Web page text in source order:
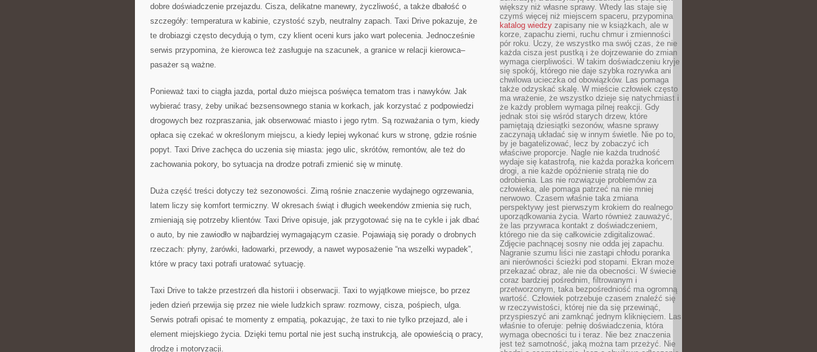
dobre doświadczenie przejazdu. Cisza, delikatne manewry, życzliwość, a także dbałość o
szczegóły: temperatura w kabinie, czystość szyb, neutralny zapach. Taxi Drive pokazuje, że
te drobiazgi często decydują o tym, czy klient oceni kurs jako wart polecenia. Jednocześnie
serwis przypomina, że kierowca też zasługuje na szacunek, a granice w relacji kierowca–
pasażer są ważne.
Ponieważ taxi to ciągła jazda, portal dużo miejsca poświęca tematom tras i nawyków. Jak
wybierać trasy, żeby unikać bezsensownego stania w korkach, jak korzystać z podpowiedzi
drogowych bez rozpraszania, jak obserwować miasto i jego rytm. Są rozważania o tym, kiedy
opłaca się czekać w określonym miejscu, a kiedy lepiej wykonać kurs w stronę, gdzie rośnie
popyt. Taxi Drive zachęca do uczenia się miasta: jego ulic, skrótów, remontów, ale też do
zachowania pokory, bo sytuacja na drodze potrafi zmienić się w minutę.
Duża część treści dotyczy też sezonowości. Zimą rośnie znaczenie wydajnego ogrzewania,
latem liczy się komfort termiczny. W okresach świąt i długich weekendów zmienia się ruch,
zmieniają się potrzeby klientów. Taxi Drive opisuje, jak przygotować się na te cykle i jak dbać
o auto, by nie zawiodło w najbardziej wymagającym czasie. Pojawiają się porady o drobnych
rzeczach: płyny, żarówki, ładowarki, przewody, a nawet wyposażenie “na wszelki wypadek”,
które w pracy taxi potrafi uratować sytuację.
Taxi Drive to także przestrzeń dla historii i obserwacji. Taxi to wyjątkowe miejsce, bo przez
jeden dzień przewija się przez nie wiele ludzkich spraw: rozmowy, cisza, pośpiech, ulga.
Serwis potrafi opisać te momenty z empatią, pokazując, że taxi to nie tylko przejazd, ale i
element miejskiego życia. Dzięki temu portal nie jest suchą instrukcją, ale opowieścią o pracy,
drodze i motoryzacji.
większy niż własne sprawy. Wtedy las staje się
czymś więcej niż miejscem spaceru, przypomina
katalog wiedzy zapisany nie w książkach, ale w
korze, zapachu ziemi, ruchu chmur i zmienności
pór roku. Uczy, że wszystko ma swój czas, że nie
każda cisza jest pustką i że dojrzewanie do zmian
wymaga cierpliwości. W takim doświadczeniu kryje
się spokój, którego nie daje szybka rozrywka ani
chwilowa ucieczka od obowiązków. Las pomaga
także odzyskać skalę. W mieście człowiek często
ma wrażenie, że wszystko dzieje się natychmiast i
że każdy problem wymaga pilnej reakcji. Gdy
jednak stoi się wśród starych drzew, które
pamiętają dziesiątki sezonów, własne sprawy
zaczynają układać się w innym świetle. Nie po to,
by je bagatelizować, lecz by zobaczyć ich
właściwe proporcje. Nagle nie każda trudność
wydaje się katastrofą, nie każda porażka końcem
drogi, a nie każde opóźnienie stratą nie do
odrobienia. Las nie rozwiązuje problemów za
człowieka, ale pomaga patrzeć na nie mniej
nerwowo. Czasem właśnie taka zmiana
perspektywy jest pierwszym krokiem do realnego
uporządkowania życia. Warto również zauważyć,
że las przywraca kontakt z doświadczeniem,
którego nie da się całkowicie zdigitalizować.
Zdjęcie pachnącej sosny nie odda jej zapachu.
Nagranie szumu liści nie zastąpi chłodu poranka
ani nierówności ścieżki pod stopami. Ekran może
przekazać obraz, ale nie da obecności. W świecie
coraz bardziej pośrednim, filtrowanym i
przetworzonym, taka bezpośredniość ma ogromną
wartość. Człowiek potrzebuje czasem znaleźć się
w rzeczywistości, której nie da się przewinąć,
przyspieszyć ani zamknąć jednym kliknięciem. Las
właśnie to oferuje: pełnię doświadczenia, która
wymaga obecności tu i teraz. Nie bez znaczenia
jest też samotność, jaką można tam przeżyć. Nie